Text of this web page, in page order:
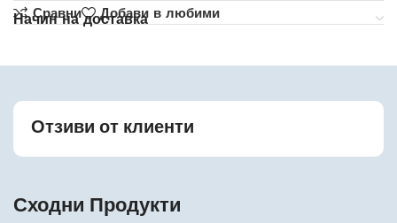
Сравни
Добави в любими
Начин на доставка
Отзиви от клиенти
Сходни Продукти